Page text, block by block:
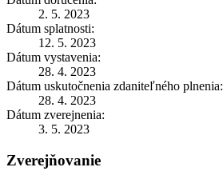
2. 5. 2023
Dátum splatnosti:
12. 5. 2023
Dátum vystavenia:
28. 4. 2023
Dátum uskutočnenia zdaniteľného plnenia:
28. 4. 2023
Dátum zverejnenia:
3. 5. 2023
Zverejňovanie